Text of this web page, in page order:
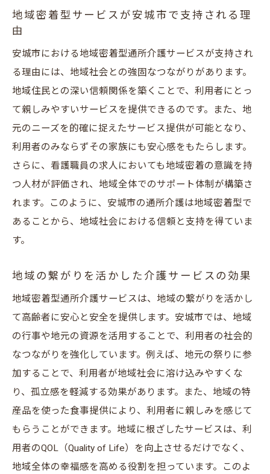
安城市で高品質な通所介護サービスを選ぶポイ
質の高い介護サービスを見極める方法
安城市での介護施設選びのチェックポイン
ト
介護サービス選択時に確認すべき重要事項
高品質の通所介護を提供する施設の特徴
安城市の介護施設のサービス内容の比較
地域密着型通所介護が安城市で求められる理由
地域密着型介護が支持される背景と必要性
地域社会のニーズに応える介護サービスの
展開
安城市における地域密着型介護の発展と課
題
地域の声を活かした介護サービスの進化
安城市での地域密着型介護の今後の展望
安城市の看護職員が光る！地域密着型通所介護
の魅力
安城市の看護職が感じる共感と充実感
地域密着型サービスが安城市で支持される理
由
安城市における地域密着型通所介護サービスが支持され
る理由には、地域社会との強固なつながりがあります。
地域住民との深い信頼関係を築くことで、利用者にとっ
て親しみやすいサービスを提供できるのです。また、地
元のニーズを的確に捉えたサービス提供が可能となり、
利用者のみならずその家族にも安心感をもたらします。
さらに、看護職員の求人においても地域密着の意識を持
つ人材が評価され、地域全体でのサポート体制が構築さ
れます。このように、安城市の通所介護は地域密着型で
あることから、地域社会における信頼と支持を得ていま
す。
地域の繋がりを活かした介護サービスの効果
地域密着型通所介護サービスは、地域の繋がりを活かし
て高齢者に安心と安全を提供します。安城市では、地域
の行事や地元の資源を活用することで、利用者の社会的
なつながりを強化しています。例えば、地元の祭りに参
加することで、利用者が地域社会に溶け込みやすくな
り、孤立感を軽減する効果があります。また、地域の特
産品を使った食事提供により、利用者に親しみを感じて
もらうことができます。地域に根ざしたサービスは、利
用者のQOL（Quality of Life）を向上させるだけでなく、
地域全体の幸福感を高める役割を担っています。このよ